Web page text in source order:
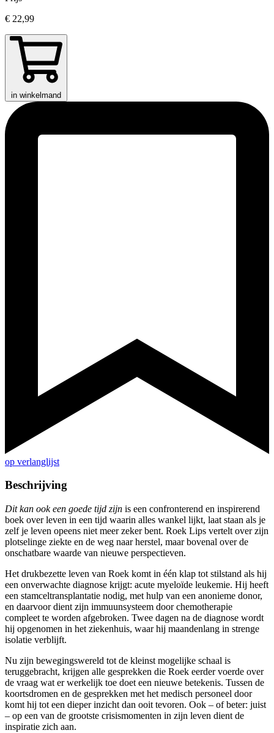
€ 22,99
in winkelmand
op verlanglijst
Beschrijving
Dit kan ook een goede tijd zijn is een confronterend en inspirerend
boek over leven in een tijd waarin alles wankel lijkt, laat staan als je
zelf je leven opeens niet meer zeker bent. Roek Lips vertelt over zijn
plotselinge ziekte en de weg naar herstel, maar bovenal over de
onschatbare waarde van nieuwe perspectieven.
Het drukbezette leven van Roek komt in één klap tot stilstand als hij
een onverwachte diagnose krijgt: acute myeloïde leukemie. Hij heeft
een stamceltransplantatie nodig, met hulp van een anonieme donor,
en daarvoor dient zijn immuunsysteem door chemotherapie
compleet te worden afgebroken. Twee dagen na de diagnose wordt
hij opgenomen in het ziekenhuis, waar hij maandenlang in strenge
isolatie verblijft.
Nu zijn bewegingswereld tot de kleinst mogelijke schaal is
teruggebracht, krijgen alle gesprekken die Roek eerder voerde over
de vraag wat er werkelijk toe doet een nieuwe betekenis. Tussen de
koortsdromen en de gesprekken met het medisch personeel door
komt hij tot een dieper inzicht dan ooit tevoren. Ook – of beter: juist
– op een van de grootste crisismomenten in zijn leven dient de
inspiratie zich aan.